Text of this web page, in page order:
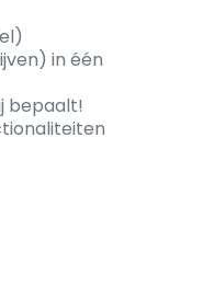
in één
bepaalt!